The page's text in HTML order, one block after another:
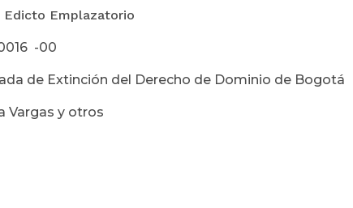
Edicto Emplazatorio
-00
de Extinción del Derecho de Dominio de Bogotá
Vargas y otros